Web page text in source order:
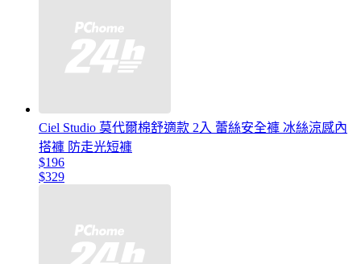
Ciel Studio 莫代爾棉舒適款 2入 蕾絲安全褲 冰絲涼感內
搭褲 防走光短褲
$196
$329